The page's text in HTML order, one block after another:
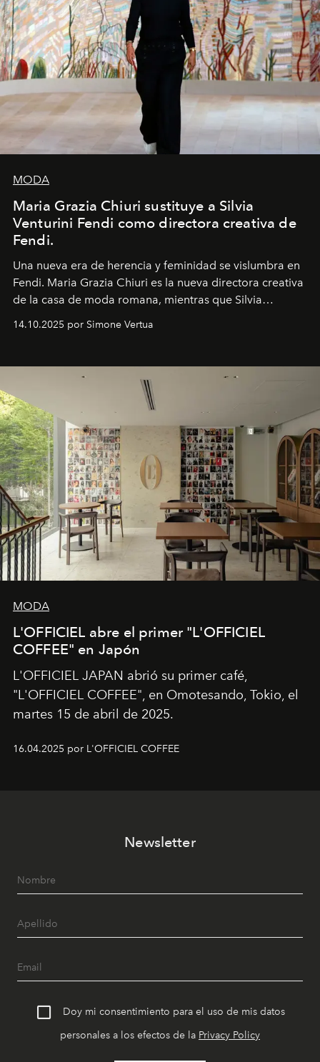
MODA
Maria Grazia Chiuri sustituye a Silvia
Venturini Fendi como directora creativa de
Fendi.
Una nueva era de herencia y feminidad se vislumbra en
Fendi. Maria Grazia Chiuri es la nueva directora creativa
de la casa de moda romana, mientras que Silvia
14.10.2025 por Simone Vertua
MODA
L'OFFICIEL abre el primer "L'OFFICIEL
COFFEE" en Japón
L'OFFICIEL JAPAN abrió su primer café,
"L'OFFICIEL COFFEE", en Omotesando, Tokio, el
martes 15 de abril de 2025.
16.04.2025 por L'OFFICIEL COFFEE
Newsletter
Doy mi consentimiento para el uso de mis datos
personales a los efectos de la Privacy Policy